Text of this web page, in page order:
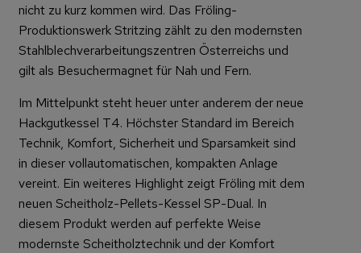
nicht zu kurz kommen wird. Das Fröling-
Produktionswerk Stritzing zählt zu den modernsten
Stahlblechverarbeitungszentren Österreichs und
gilt als Besuchermagnet für Nah und Fern.
Im Mittelpunkt steht heuer unter anderem der neue
Hackgutkessel T4. Höchster Standard im Bereich
Technik, Komfort, Sicherheit und Sparsamkeit sind
in dieser vollautomatischen, kompakten Anlage
vereint. Ein weiteres Highlight zeigt Fröling mit dem
neuen Scheitholz-Pellets-Kessel SP-Dual. In
diesem Produkt werden auf perfekte Weise
modernste Scheitholztechnik und der Komfort